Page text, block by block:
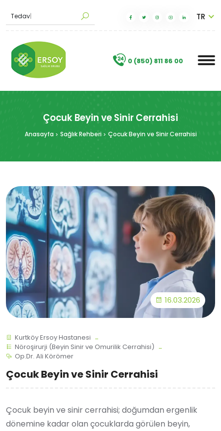
0 (850) 811 86 00
.
| TR
Çocuk Beyin ve Sinir Cerrahisi
Anasayfa Sağlık Rehberi Çocuk Beyin ve Sinir Cerrahisi
16.03.2026
Kurtköy Ersoy Hastanesi
Nöroşirurji (Beyin Sinir ve Omurilik Cerrahisi)
Op.Dr. Ali Körömer
Çocuk Beyin ve Sinir Cerrahisi
Çocuk beyin ve sinir cerrahisi; doğumdan ergenlik
dönemine kadar olan çocuklarda görülen beyin,